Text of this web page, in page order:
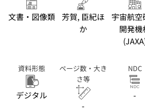
文書・図像類 芳賀, 臣紀ほ
か
宇宙航空
開発機
資料形態
デジタル
ページ数・大き
さ等
-
NDC
-